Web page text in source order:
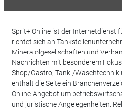
Sprit+ Online ist der Internetdienst
richtet sich an
Mineralölgesellschaften und
Nachrichten mit besonderem
Shop/Gastro, Tank-/
enthält die Seite ein
Online-Angebot um
und juristische Angelegenheiten.